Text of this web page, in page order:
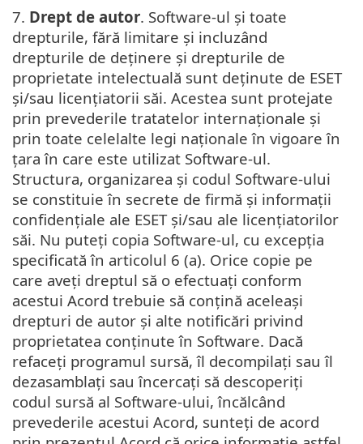
7. Drept de autor. Software-ul și toate
drepturile, fără limitare și incluzând
drepturile de deținere și drepturile de
proprietate intelectuală sunt deținute de ESET
și/sau licențiatorii săi. Acestea sunt protejate
prin prevederile tratatelor internaționale și
prin toate celelalte legi naționale în vigoare în
țara în care este utilizat Software-ul.
Structura, organizarea și codul Software-ului
se constituie în secrete de firmă și informații
confidențiale ale ESET și/sau ale licențiatorilor
săi. Nu puteți copia Software-ul, cu excepția
specificată în articolul 6 (a). Orice copie pe
care aveți dreptul să o efectuați conform
acestui Acord trebuie să conțină aceleași
drepturi de autor și alte notificări privind
proprietatea conținute în Software. Dacă
refaceţi programul sursă, îl decompilaţi sau îl
dezasamblaţi sau încercaţi să descoperiţi
codul sursă al Software-ului, încălcând
prevederile acestui Acord, sunteţi de acord